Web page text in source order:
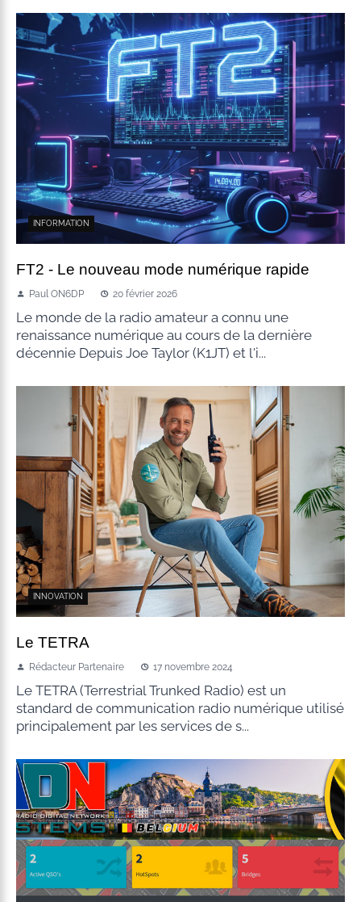
INFORMATION
FT2 - Le nouveau mode numérique rapide
Paul ON6DP 20 février 2026
Le monde de la radio amateur a connu une
renaissance numérique au cours de la dernière
décennie Depuis Joe Taylor (K1JT) et l'i...
INNOVATION
Le TETRA
Rédacteur Partenaire 17 novembre 2024
Le TETRA (Terrestrial Trunked Radio) est un
standard de communication radio numérique utilisé
principalement par les services de s...